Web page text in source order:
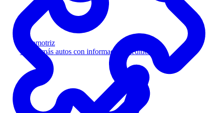
Automotriz
Venda más autos con información crediticia